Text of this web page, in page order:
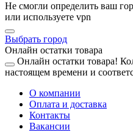
Не смогли определить ваш
или используете vpn
Выбрать город
Онлайн остатки товара
Онлайн остатки товара!
настоящем времени и
О компании
Оплата и доставка
Контакты
Вакансии